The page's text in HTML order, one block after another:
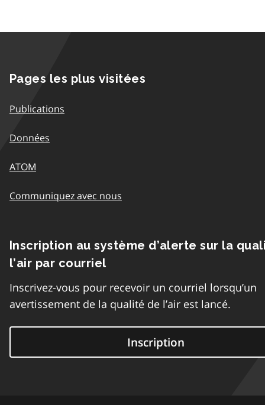
Pages les plus visitées
Publications
Données
ATOM
Communiquez avec nous
Inscription au système d’alerte sur la
l’air par courriel
Inscrivez-vous pour recevoir un courriel lorsqu’un
avertissement de la qualité de l’air est lancé.
Inscription